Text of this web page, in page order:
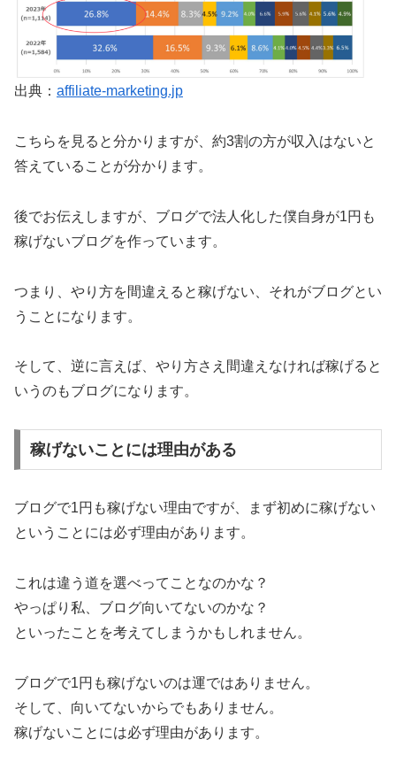
出典： affiliate-marketing.jp
こちらを見ると分かりますが、約3割の方が収入はないと
答えていることが分かります。
後でお伝えしますが、ブログで法人化した僕自身が1円も
稼げないブログを作っています。
つまり、やり方を間違えると稼げない、それがブログとい
うことになります。
そして、逆に言えば、やり方さえ間違えなければ稼げると
いうのもブログになります。
稼げないことには理由がある
ブログで1円も稼げない理由ですが、まず初めに稼げない
ということには必ず理由があります。
これは違う道を選べってことなのかな？
やっぱり私、ブログ向いてないのかな？
といったことを考えてしまうかもしれません。
ブログで1円も稼げないのは運ではありません。
そして、向いてないからでもありません。
稼げないことには必ず理由があります。